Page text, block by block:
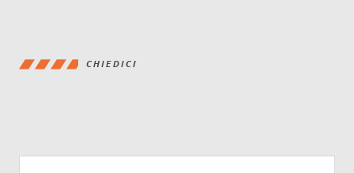
CHIEDICI